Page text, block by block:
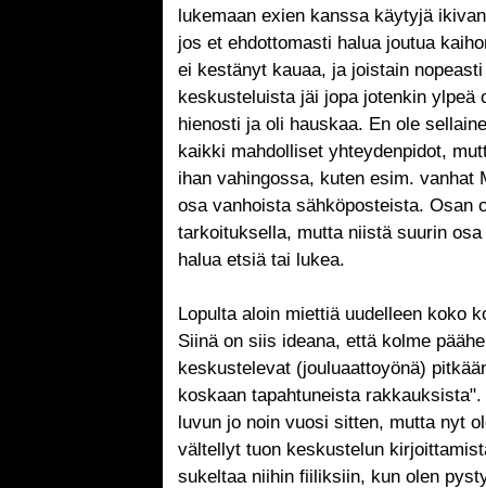
lukemaan exien kanssa käytyjä
jos et ehdottomasti halua joutua
ei kestänyt kauaa, ja joistain
keskusteluista jäi jopa jotenkin ylpeä
hienosti ja oli hauskaa. En ole
kaikki mahdolliset yhteydenpidot,
ihan vahingossa, kuten esim. vanhat
osa vanhoista sähköposteista. Osan
tarkoituksella, mutta niistä suurin
halua etsiä tai lukea.
Lopulta aloin miettiä uudelleen koko
Siinä on siis ideana, että kolme
keskustelevat (jouluaattoyönä)
koskaan tapahtuneista
luvun jo noin vuosi sitten, mutta nyt
vältellyt tuon keskustelun
sukeltaa niihin fiiliksiin, kun olen